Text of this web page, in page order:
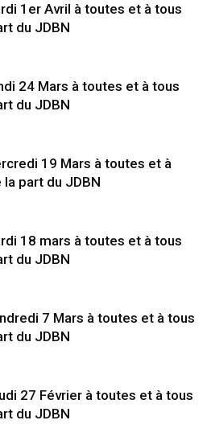
1er Avril à toutes et à tous
du JDBN
24 Mars à toutes et à tous
du JDBN
19 Mars à toutes et à
part du JDBN
18 mars à toutes et à tous
du JDBN
7 Mars à toutes et à tous
du JDBN
27 Février à toutes et à tous
du JDBN